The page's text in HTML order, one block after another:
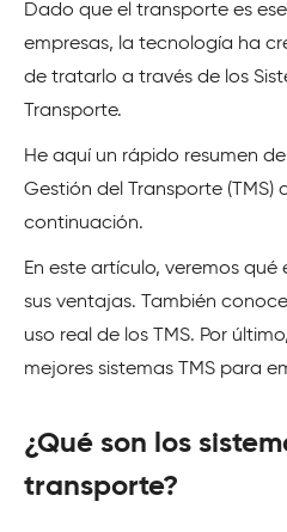
Dado que el transporte es
empresas, la tecnología ha
de tratarlo a través de los
Transporte.
He aquí un rápido resumen
Gestión del Transporte (TMS)
continuación.
En este artículo, veremos qué
sus ventajas. También
uso real de los TMS. Por
mejores sistemas TMS para
¿Qué son los
transporte?